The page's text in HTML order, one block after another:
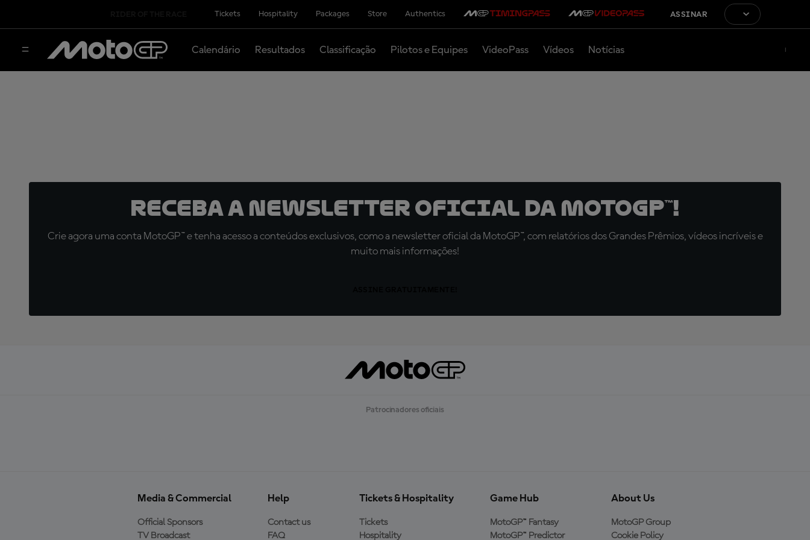
Tickets Hospitality Packages Store Authentics ASSINAR
Calendário Resultados Classificação Pilotos e Equipes VideoPass Vídeos Notícias
Receba a newsletter oficial da MotoGP™!
Crie agora uma conta MotoGP™ e tenha acesso a conteúdos exclusivos, como a newsletter oficial da MotoGP™, com relatórios dos Grandes Prêmios, vídeos incríveis e
muito mais informações!
Patrocinadores oficiais
Media & Commercial
Official Sponsors
TV Broadcast
Help
Contact us
FAQ
Tickets & Hospitality
Tickets
Hospitality
Game Hub
MotoGP™ Fantasy
MotoGP™ Predictor
About Us
MotoGP Group
Cookie Policy